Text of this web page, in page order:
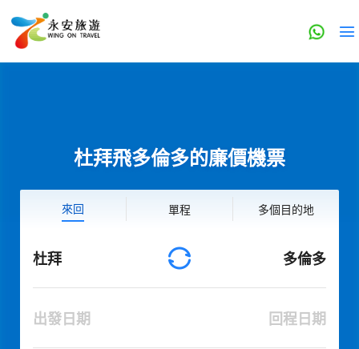
杜拜飛多倫多的廉價機票
來回 單程 多個目的地
杜拜 多倫多
出發日期 回程日期